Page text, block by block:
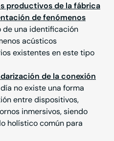
productivos de la fábrica
de fenómenos
de una identificación
acústicos
existentes en este tipo
de la conexión
no existe una forma
entre dispositivos,
inmersivos, siendo
holístico común para